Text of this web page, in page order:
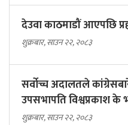
देउवा काठमाडौं आएपछि
शुक्रबार, साउन २२, २०८३
सर्वोच्च अदालतले
उपसभापति विश्वप्रकाश के
शुक्रबार, साउन २२, २०८३